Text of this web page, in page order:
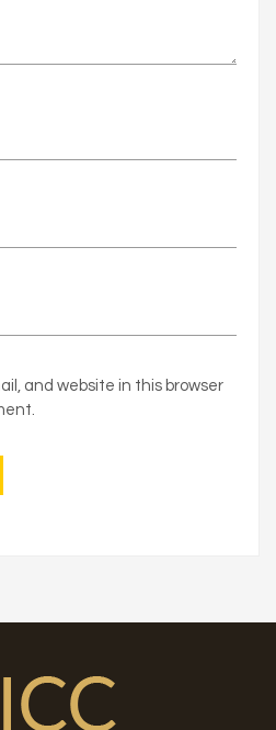
and website in this browser